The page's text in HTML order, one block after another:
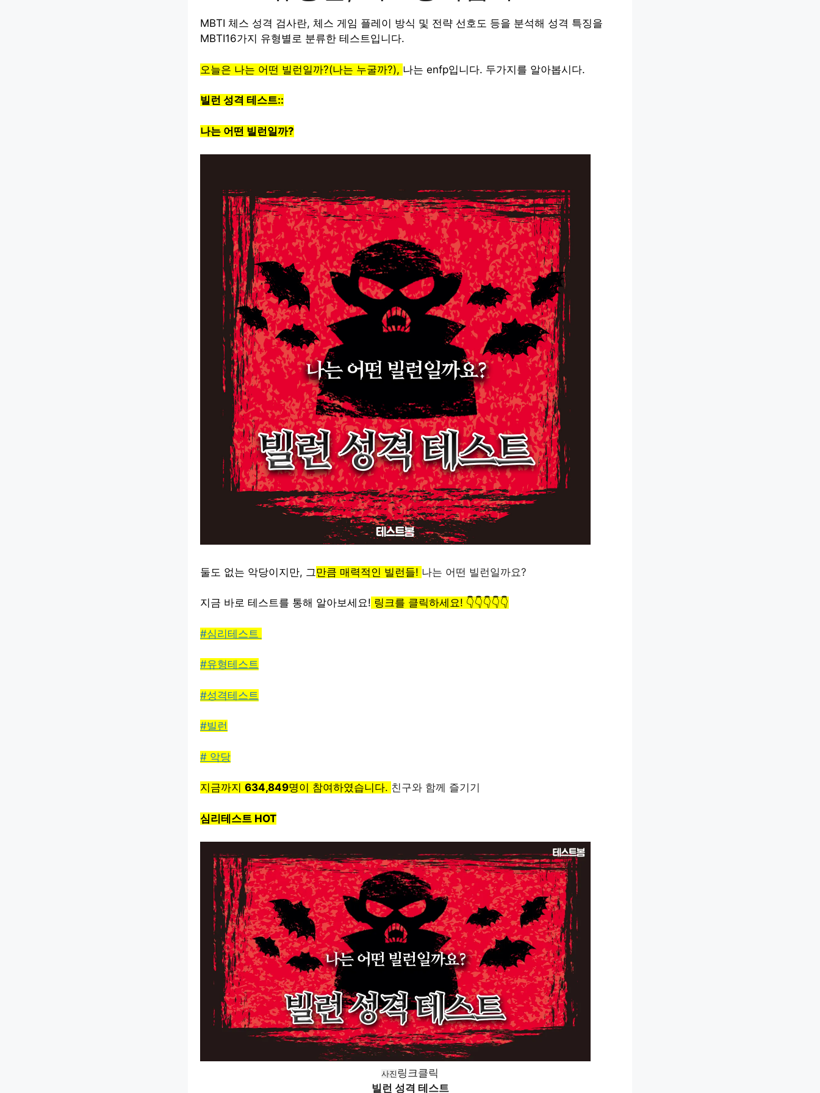
MBTI 체스 성격 검사란, 체스 게임 플레이 방식 및 전략 선호도 등을 분석해 성격 특징을
MBTI16가지 유형별로 분류한 테스트입니다.
오늘은 나는 어떤 빌런일까?(나는 누굴까?), 나는 enfp입니다. 두가지를 알아봅시다.
빌런 성격 테스트::
나는 어떤 빌런일까?
둘도 없는 악당이지만, 그만큼 매력적인 빌런들! 나는 어떤 빌런일까요?
지금 바로 테스트를 통해 알아보세요! 링크를 클릭하세요! 👇👇👇👇👇
#심리테스트
#유형테스트
#성격테스트
#빌런
# 악당
지금까지 634,849명이 참여하였습니다. 친구와 함께 즐기기
심리테스트 HOT
사진 링크클릭
빌런 성격 테스트